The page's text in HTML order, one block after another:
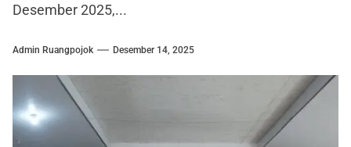
Desember 2025,...
Admin Ruangpojok Desember 14, 2025